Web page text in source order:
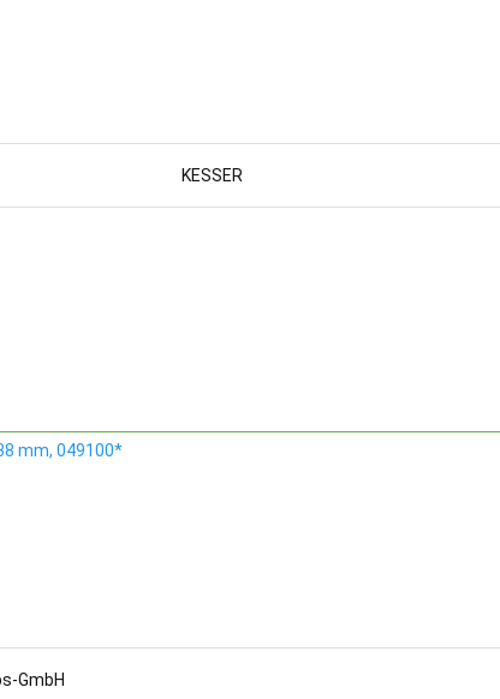
KESSER
mm, 049100*
GmbH